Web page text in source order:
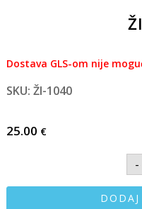
Dostava GLS-om nije
SKU: ŽI-1040
25.00 €
-